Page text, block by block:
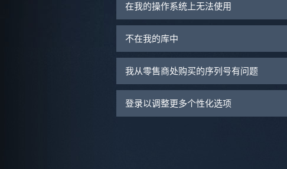
在我的操作系统上无法使用
不在我的库中
我从零售商处购买的序列号有问题
登录以调整更多个性化选项